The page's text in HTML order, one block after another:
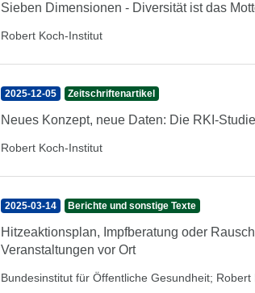
Sieben Dimensionen - Diversität ist das
Robert Koch-Institut
2025-12-05 Zeitschriftenartikel
Neues Konzept, neue Daten: Die RKI-
Robert Koch-Institut
2025-03-14 Berichte und sonstige Texte
Hitzeaktionsplan, Impfberatung oder
Veranstaltungen vor Ort
Bundesinstitut für Öffentliche Gesundheit; Robert